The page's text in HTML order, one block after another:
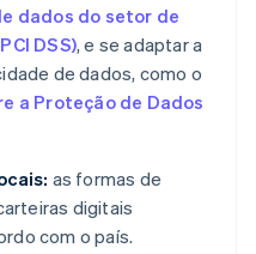
dados do setor de
DSS), e se adaptar a
de dados, como o
a Proteção de Dados
as formas de
digitais
com o país.